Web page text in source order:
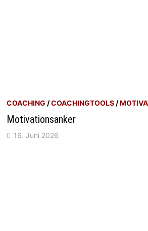
COACHING /COACHINGTOOLS /
Motivationsanker
16. Juni 2026